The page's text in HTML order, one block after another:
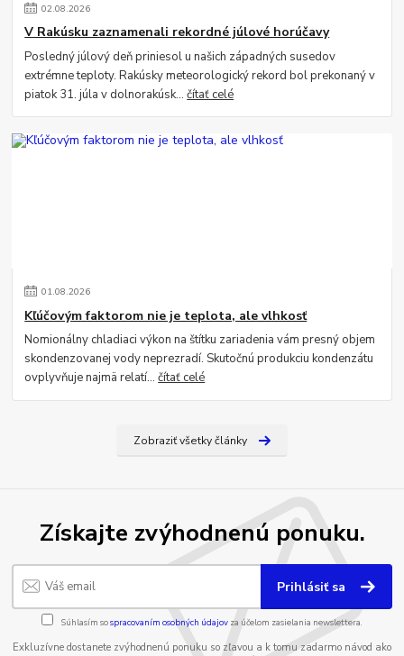
02.08.2026
V Rakúsku zaznamenali rekordné júlové horúčavy
Posledný júlový deň priniesol u našich západných susedov
extrémne teploty. Rakúsky meteorologický rekord bol prekonaný v
piatok 31. júla v dolnorakúsk...čítať celé
01.08.2026
Kľúčovým faktorom nie je teplota, ale vlhkosť
Nomionálny chladiaci výkon na štítku zariadenia vám presný objem
skondenzovanej vody neprezradí. Skutočnú produkciu kondenzátu
ovplyvňuje najmä relatí...čítať celé
Zobraziť všetky články
Získajte zvýhodnenú ponuku.
Prihlásiť sa
Súhlasím sospracovaním osobných údajov za účelom zasielania newslettera.
Exkluzívne dostanete zvýhodnenú ponuku so zľavou a k tomu zadarmo návod ako